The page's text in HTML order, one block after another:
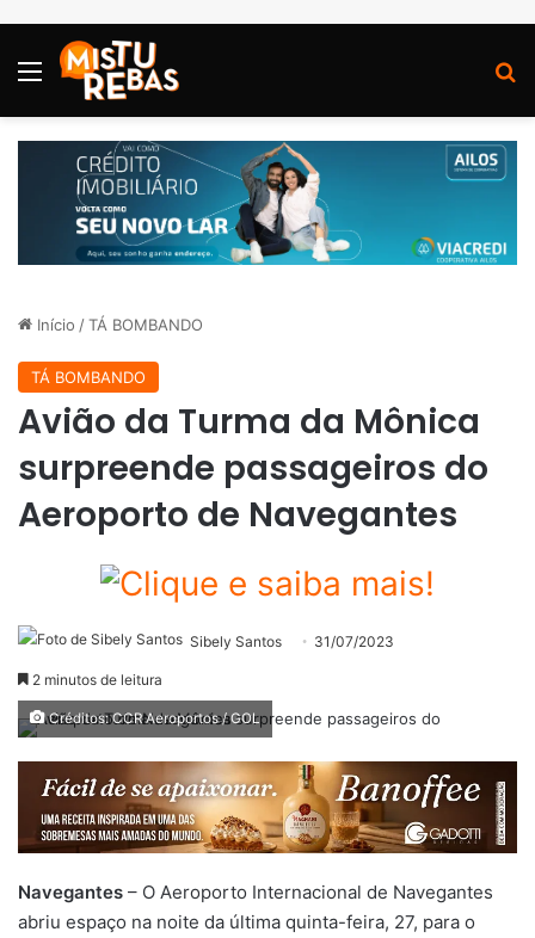
Menu
Início /TÁ BOMBANDO
TÁ BOMBANDO
Avião da Turma da Mônica
surpreende passageiros do
Aeroporto de Navegantes
Sibely Santos 31/07/2023
2 minutos de leitura
Créditos: CCR Aeroportos / GOL
Navegantes – O Aeroporto Internacional de Navegantes
abriu espaço na noite da última quinta-feira, 27, para o